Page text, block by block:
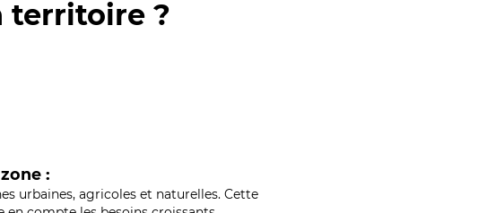
territoire ?
:
urbaines, agricoles et naturelles. Cette